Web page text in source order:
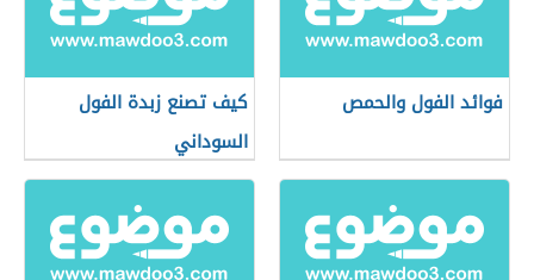
فوائد الفول والحمص
كيف تصنع زبدة الفول
السوداني